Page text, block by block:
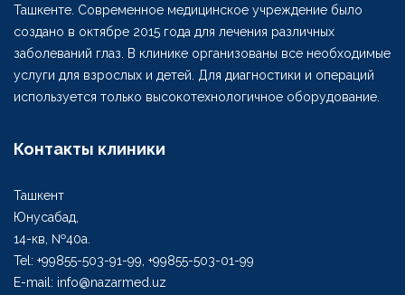
Ташкенте. Современное медицинское учреждение было
создано в октябре 2015 года для лечения различных
заболеваний глаз. В клинике организованы все необходимые
услуги для взрослых и детей. Для диагностики и операций
используется только высокотехнологичное оборудование.
Контакты клиники
Ташкент
Юнусабад,
14-кв, №40а.
Tel: +99855-503-91-99, +99855-503-01-99
E-mail: info@nazarmed.uz